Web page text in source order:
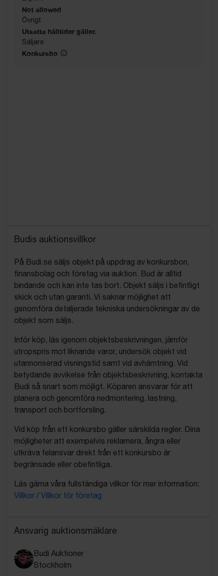
Not allowed
Övrigt
Utsatta hålltider gäller.
Säljare
Konkursbo
Budis auktionsvillkor
På Budi.se säljs objekt på uppdrag av konkursbon,
finansbolag och företag via auktion. Bud är alltid
bindande och kan inte tas bort. Objekt säljs i befintligt
skick och utan garanti. Vi saknar möjlighet att
genomföra detaljerade tekniska undersökningar av de
objekt som säljs.
Inför köp, läs igenom objektsbeskrivningen, jämför
utropspris mot liknande varor, undersök objekt vid
utannonserad visningstid samt vid avhämtning. Vid
betydande avvikelse från objektsbeskrivning, kontakta
Budi så snart som möjligt. Köparen ansvarar för att
planera och genomföra nedmontering, lastning,
transport och bortforsling.
Vid köp från ett konkursbo gäller särskilda regler. Dina
möjligheter att exempelvis reklamera, ångra eller
utkräva felansvar direkt från ett konkursbo är
begränsade eller obefintliga.
Läs gärna våra fullständiga villkor för mer information:
Villkor / Villkor för företag
Ansvarig auktionsmäklare
Budi Auktioner
Stockholm